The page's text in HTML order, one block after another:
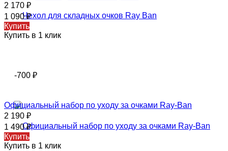
2 170 ₽
1 090₽
Купить
Купить в 1 клик
-700 ₽
Официальный набор по уходу за очками Ray-Ban
2 190 ₽
1 490₽
Купить
Купить в 1 клик